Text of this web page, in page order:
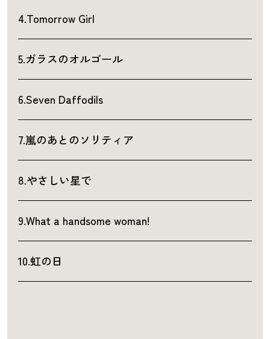
4.Tomorrow Girl
5.ガラスのオルゴール
6.Seven Daffodils
7.嵐のあとのソリティア
8.やさしい星で
9.What a handsome woman!
10.虹の日